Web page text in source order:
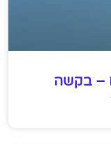
– בקשה